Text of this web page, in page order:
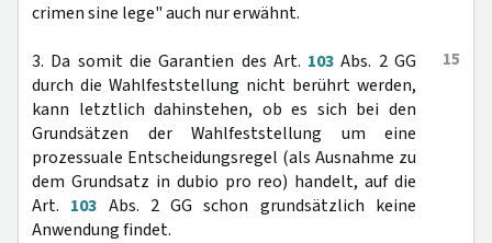
crimen sine lege" auch nur erwähnt.
15
3. Da somit die Garantien des Art. 103 Abs. 2 GG
durch die Wahlfeststellung nicht berührt werden,
kann letztlich dahinstehen, ob es sich bei den
Grundsätzen der Wahlfeststellung um eine
prozessuale Entscheidungsregel (als Ausnahme zu
dem Grundsatz in dubio pro reo) handelt, auf die
Art. 103 Abs. 2 GG schon grundsätzlich keine
Anwendung findet.